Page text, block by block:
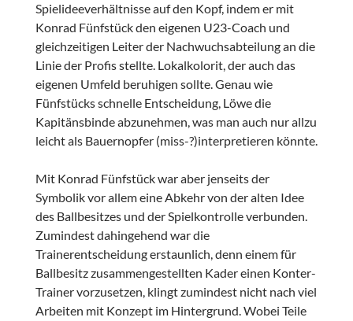
Spielideeverhältnisse auf den Kopf, indem er mit
Konrad Fünfstück den eigenen U23-Coach und
gleichzeitigen Leiter der Nachwuchsabteilung an die
Linie der Profis stellte. Lokalkolorit, der auch das
eigenen Umfeld beruhigen sollte. Genau wie
Fünfstücks schnelle Entscheidung, Löwe die
Kapitänsbinde abzunehmen, was man auch nur allzu
leicht als Bauernopfer (miss-?)interpretieren könnte.
Mit Konrad Fünfstück war aber jenseits der
Symbolik vor allem eine Abkehr von der alten Idee
des Ballbesitzes und der Spielkontrolle verbunden.
Zumindest dahingehend war die
Trainerentscheidung erstaunlich, denn einem für
Ballbesitz zusammengestellten Kader einen Konter-
Trainer vorzusetzen, klingt zumindest nicht nach viel
Arbeiten mit Konzept im Hintergrund. Wobei Teile